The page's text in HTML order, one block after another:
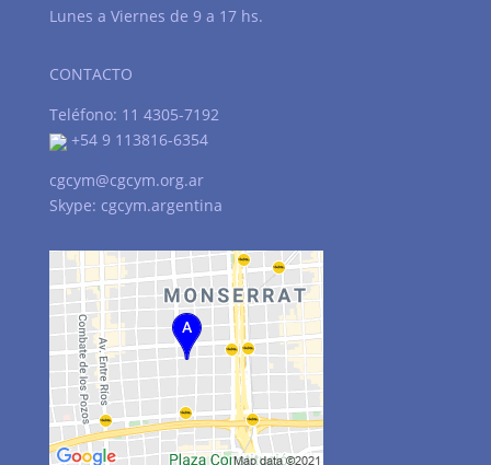
Lunes a Viernes de 9 a 17 hs.
CONTACTO
Teléfono: 11 4305-7192
+54 9 113816-6354
cgcym@cgcym.org.ar
Skype: cgcym.argentina